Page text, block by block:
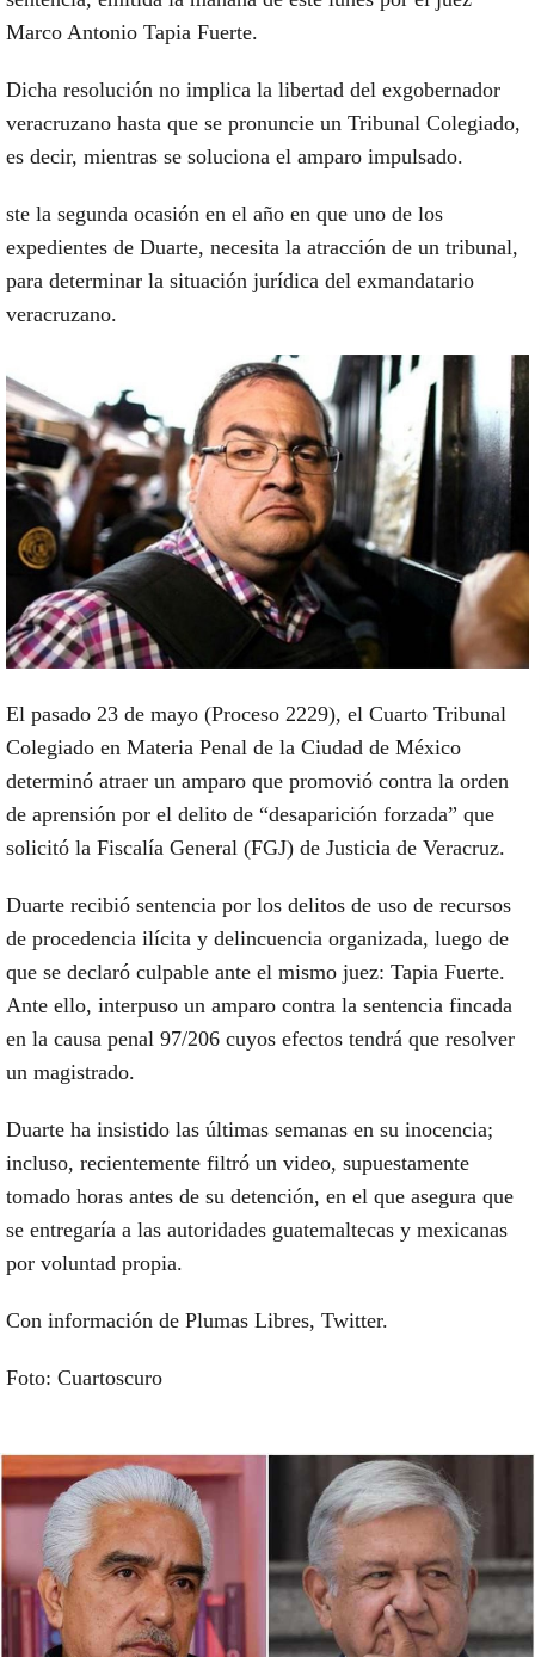
Marco Antonio Tapia Fuerte.
Dicha resolución no implica la libertad del exgobernador
veracruzano hasta que se pronuncie un Tribunal Colegiado,
es decir, mientras se soluciona el amparo impulsado.
ste la segunda ocasión en el año en que uno de los
expedientes de Duarte, necesita la atracción de un tribunal,
para determinar la situación jurídica del exmandatario
veracruzano.
El pasado 23 de mayo (Proceso 2229), el Cuarto Tribunal
Colegiado en Materia Penal de la Ciudad de México
determinó atraer un amparo que promovió contra la orden
de aprensión por el delito de “desaparición forzada” que
solicitó la Fiscalía General (FGJ) de Justicia de Veracruz.
Duarte recibió sentencia por los delitos de uso de recursos
de procedencia ilícita y delincuencia organizada, luego de
que se declaró culpable ante el mismo juez: Tapia Fuerte.
Ante ello, interpuso un amparo contra la sentencia fincada
en la causa penal 97/206 cuyos efectos tendrá que resolver
un magistrado.
Duarte ha insistido las últimas semanas en su inocencia;
incluso, recientemente filtró un video, supuestamente
tomado horas antes de su detención, en el que asegura que
se entregaría a las autoridades guatemaltecas y mexicanas
por voluntad propia.
Con información de Plumas Libres, Twitter.
Foto: Cuartoscuro